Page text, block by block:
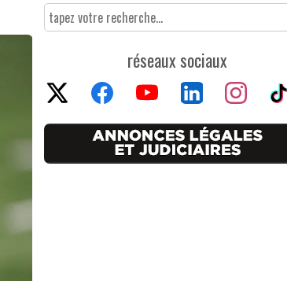
réseaux sociaux